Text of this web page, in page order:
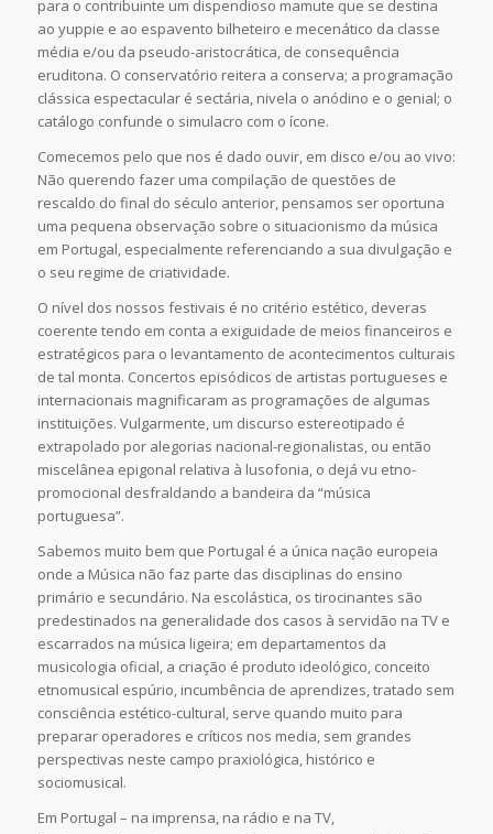
para o contribuinte um dispendioso mamute que se destina
ao yuppie e ao espavento bilheteiro e mecenático da classe
média e/ou da pseudo-aristocrática, de consequência
eruditona. O conservatório reitera a conserva; a programação
clássica espectacular é sectária, nivela o anódino e o genial; o
catálogo confunde o simulacro com o ícone.
Comecemos pelo que nos é dado ouvir, em disco e/ou ao vivo:
Não querendo fazer uma compilação de questões de
rescaldo do final do século anterior, pensamos ser oportuna
uma pequena observação sobre o situacionismo da música
em Portugal, especialmente referenciando a sua divulgação e
o seu regime de criatividade.
O nível dos nossos festivais é no critério estético, deveras
coerente tendo em conta a exiguidade de meios financeiros e
estratégicos para o levantamento de acontecimentos culturais
de tal monta. Concertos episódicos de artistas portugueses e
internacionais magnificaram as programações de algumas
instituições. Vulgarmente, um discurso estereotipado é
extrapolado por alegorias nacional-regionalistas, ou então
miscelânea epigonal relativa à lusofonia, o dejá vu etno-
promocional desfraldando a bandeira da “música
portuguesa”.
Sabemos muito bem que Portugal é a única nação europeia
onde a Música não faz parte das disciplinas do ensino
primário e secundário. Na escolástica, os tirocinantes são
predestinados na generalidade dos casos à servidão na TV e
escarrados na música ligeira; em departamentos da
musicologia oficial, a criação é produto ideológico, conceito
etnomusical espúrio, incumbência de aprendizes, tratado sem
consciência estético-cultural, serve quando muito para
preparar operadores e críticos nos media, sem grandes
perspectivas neste campo praxiológica, histórico e
sociomusical.
Em Portugal – na imprensa, na rádio e na TV,